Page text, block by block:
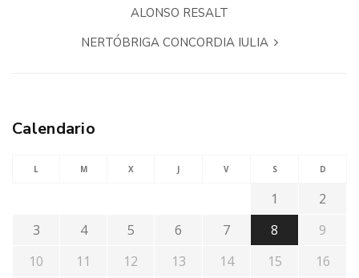
ALONSO RESALT
NERTÓBRIGA CONCORDIA IULIA
Calendario
L M X J V S D
1
2
3
4 5 6 7 8
9
10
11 12 13 14 15 16